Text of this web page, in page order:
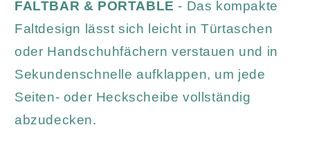
FALTBAR & PORTABLE- Das kompakte
Faltdesign lässt sich leicht in Türtaschen
oder Handschuhfächern verstauen und in
Sekundenschnelle aufklappen, um jede
Seiten- oder Heckscheibe vollständig
abzudecken.